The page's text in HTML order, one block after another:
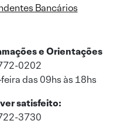
Bancários
e Orientações
0202
das 09hs às 18hs
satisfeito:
3730